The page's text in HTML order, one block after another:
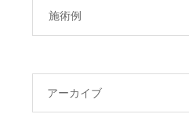
施術例
アーカイブ